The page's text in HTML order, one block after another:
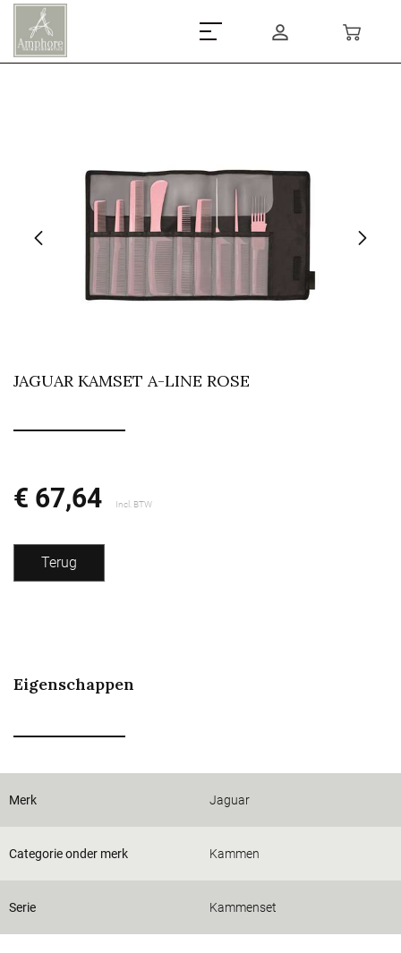
JAGUAR KAMSET A-LINE ROSE
€ 67,64 Incl. BTW
Terug
Eigenschappen
Merk Jaguar
Categorie onder merk Kammen
Serie Kammenset